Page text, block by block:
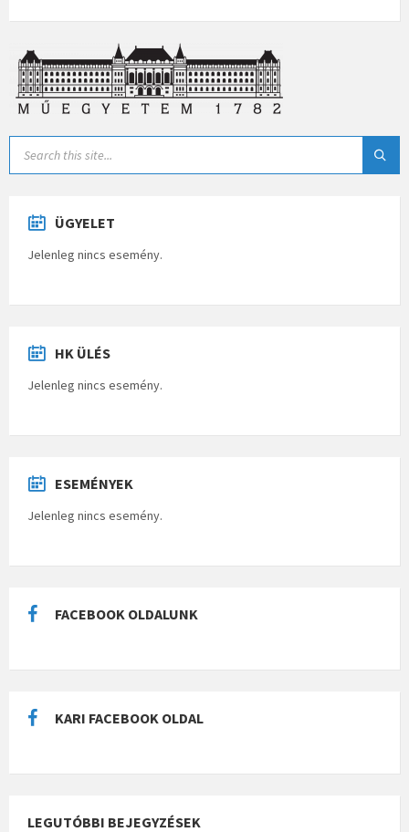
ÜGYELET
Jelenleg nincs esemény.
HK ÜLÉS
Jelenleg nincs esemény.
ESEMÉNYEK
Jelenleg nincs esemény.
FACEBOOK OLDALUNK
KARI FACEBOOK OLDAL
LEGUTÓBBI BEJEGYZÉSEK